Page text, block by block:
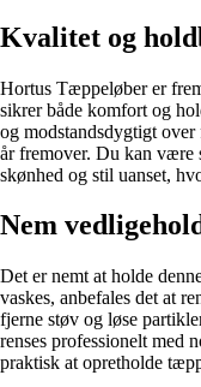
Kvalitet og
Hortus Tæppeløber er
sikrer både komfort og
og modstandsdygtigt
år fremover. Du kan være
skønhed og stil uanset,
Nem
Det er nemt at holde
vaskes, anbefales det at
fjerne støv og løse
renses professionelt med
praktisk at opretholde